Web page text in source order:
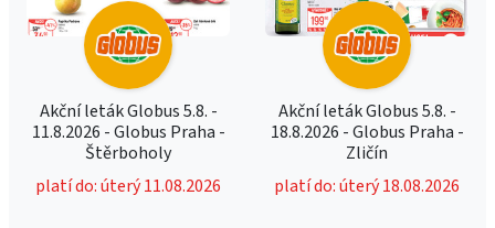
Akční leták Globus 5.8. -
11.8.2026 - Globus Praha -
Štěrboholy
platí do: úterý 11.08.2026
Akční leták Globus 5.8. -
18.8.2026 - Globus Praha -
Zličín
platí do: úterý 18.08.2026